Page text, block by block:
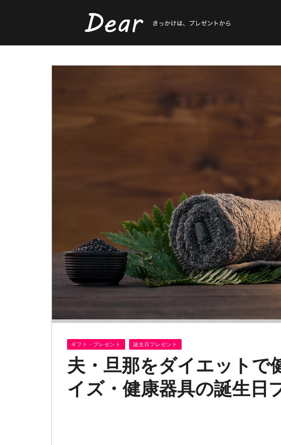
ギフト・プレゼント 誕生日プレゼント
夫・旦那をダイエットで
イズ・健康器具の誕生日